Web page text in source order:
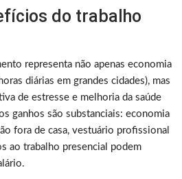
do trabalho
representa não apenas economia
diárias em grandes cidades), mas
de estresse e melhoria da saúde
ganhos são substanciais: economia
fora de casa, vestuário profissional
ao trabalho presencial podem